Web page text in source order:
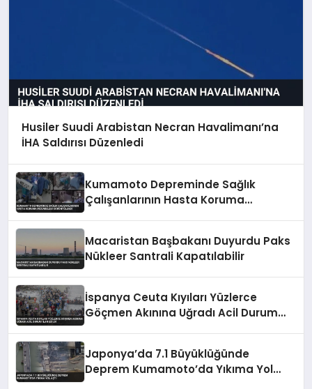
Husiler Suudi Arabistan Necran Havalimanı’na
İHA Saldırısı Düzenledi
Kumamoto Depreminde Sağlık
Çalışanlarının Hasta Koruma
Macaristan Başbakanı Duyurdu Paks
Nükleer Santrali Kapatılabilir
İspanya Ceuta Kıyıları Yüzlerce
Göçmen Akınına Uğradı Acil Durum
Japonya’da 7.1 Büyüklüğünde
Deprem Kumamoto’da Yıkıma Yol